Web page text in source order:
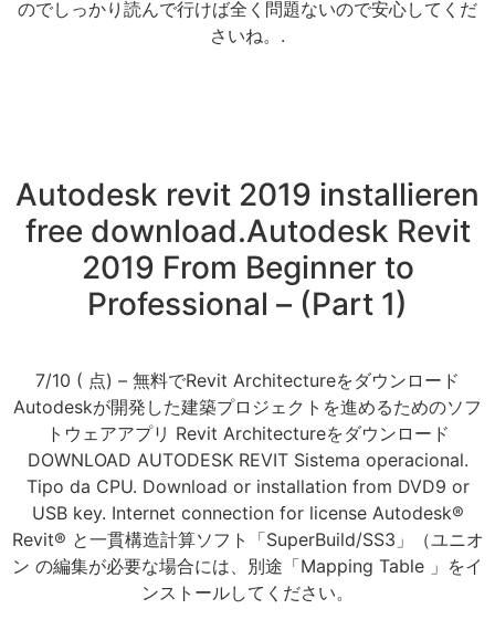
のでしっかり読んで行けば全く問題ないので安心してくだ
さいね。.
Autodesk revit 2019 installieren
free download.Autodesk Revit
2019 From Beginner to
Professional – (Part 1)
7/10 ( 点) – 無料でRevit Architectureをダウンロード
Autodeskが開発した建築プロジェクトを進めるためのソフ
トウェアアプリ Revit Architectureをダウンロード
DOWNLOAD AUTODESK REVIT Sistema operacional.
Tipo da CPU. Download or installation from DVD9 or
USB key. Internet connection for license Autodesk®
Revit® と一貫構造計算ソフト「SuperBuild/SS3」（ユニオ
ン の編集が必要な場合には、別途「Mapping Table 」をイ
ンストールしてください。